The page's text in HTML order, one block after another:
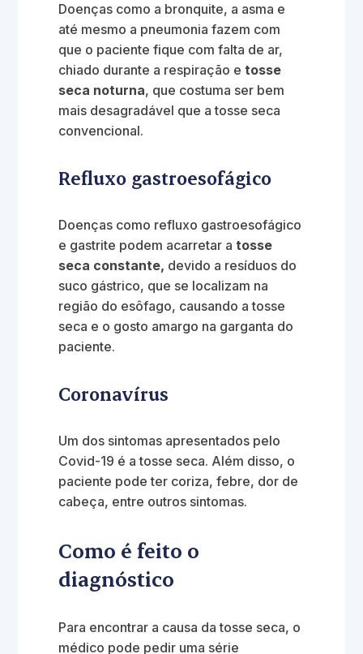
Doenças como a bronquite, a asma e
até mesmo a pneumonia fazem com
que o paciente fique com falta de ar,
chiado durante a respiração e tosse
seca noturna, que costuma ser bem
mais desagradável que a tosse seca
convencional.
Refluxo gastroesofágico
Doenças como refluxo gastroesofágico
e gastrite podem acarretar a tosse
seca constante, devido a resíduos do
suco gástrico, que se localizam na
região do esôfago, causando a tosse
seca e o gosto amargo na garganta do
paciente.
Coronavírus
Um dos sintomas apresentados pelo
Covid-19 é a tosse seca. Além disso, o
paciente pode ter coriza, febre, dor de
cabeça, entre outros sintomas.
Como é feito o
diagnóstico
Para encontrar a causa da tosse seca, o
médico pode pedir uma série